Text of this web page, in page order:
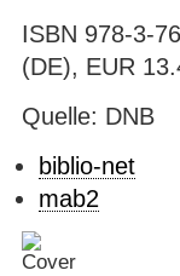
ISBN 978-3-
(DE), EUR
Quelle: DNB
biblio-net
mab2